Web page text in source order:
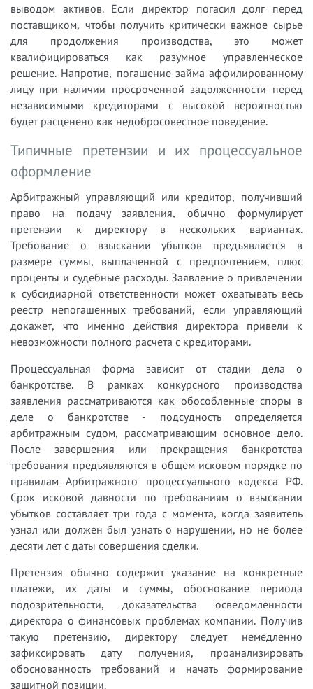
выводом активов. Если директор погасил долг перед
поставщиком, чтобы получить критически важное сырье
для продолжения производства, это может
квалифицироваться как разумное управленческое
решение. Напротив, погашение займа аффилированному
лицу при наличии просроченной задолженности перед
независимыми кредиторами с высокой вероятностью
будет расценено как недобросовестное поведение.
Типичные претензии и их процессуальное
оформление
Арбитражный управляющий или кредитор, получивший
право на подачу заявления, обычно формулирует
претензии к директору в нескольких вариантах.
Требование о взыскании убытков предъявляется в
размере суммы, выплаченной с предпочтением, плюс
проценты и судебные расходы. Заявление о привлечении
к субсидиарной ответственности может охватывать весь
реестр непогашенных требований, если управляющий
докажет, что именно действия директора привели к
невозможности полного расчета с кредиторами.
Процессуальная форма зависит от стадии дела о
банкротстве. В рамках конкурсного производства
заявления рассматриваются как обособленные споры в
деле о банкротстве - подсудность определяется
арбитражным судом, рассматривающим основное дело.
После завершения или прекращения банкротства
требования предъявляются в общем исковом порядке по
правилам Арбитражного процессуального кодекса РФ.
Срок исковой давности по требованиям о взыскании
убытков составляет три года с момента, когда заявитель
узнал или должен был узнать о нарушении, но не более
десяти лет с даты совершения сделки.
Претензия обычно содержит указание на конкретные
платежи, их даты и суммы, обоснование периода
подозрительности, доказательства осведомленности
директора о финансовых проблемах компании. Получив
такую претензию, директору следует немедленно
зафиксировать дату получения, проанализировать
обоснованность требований и начать формирование
защитной позиции.